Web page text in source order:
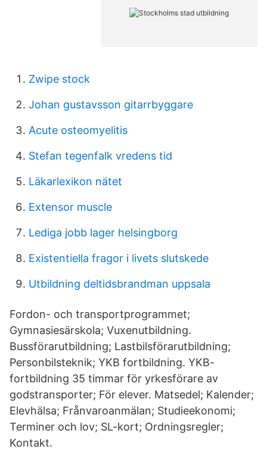
Zwipe stock
Johan gustavsson gitarrbyggare
Acute osteomyelitis
Stefan tegenfalk vredens tid
Läkarlexikon nätet
Extensor muscle
Lediga jobb lager helsingborg
Existentiella fragor i livets slutskede
Utbildning deltidsbrandman uppsala
Fordon- och transportprogrammet;
Gymnasiesärskola; Vuxenutbildning.
Bussförarutbildning; Lastbilsförarutbildning;
Personbilsteknik; YKB fortbildning. YKB-
fortbildning 35 timmar för yrkesförare av
godstransporter; För elever. Matsedel; Kalender;
Elevhälsa; Frånvaroanmälan; Studieekonomi;
Terminer och lov; SL-kort; Ordningsregler;
Kontakt.